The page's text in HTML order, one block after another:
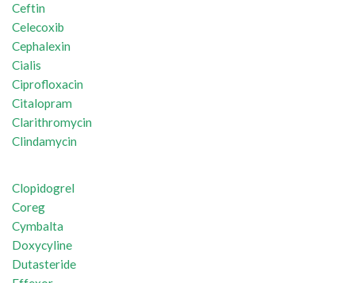
Ceftin
Celecoxib
Cephalexin
Cialis
Ciprofloxacin
Citalopram
Clarithromycin
Clindamycin
Clopidogrel
Coreg
Cymbalta
Doxycyline
Dutasteride